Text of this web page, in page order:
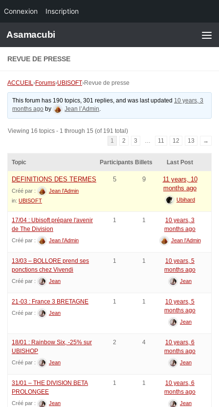
Connexion Inscription
Skip to content
Asamacubi
REVUE DE PRESSE
ACCUEIL›Forums›UBISOFT›Revue de presse
This forum has 190 topics, 301 replies, and was last updated 10 years, 3
months ago by Jean l’Admin.
Viewing 16 topics - 1 through 15 (of 191 total)
1
2 3 … 11 12 13 →
Topic Participants Billets Last Post
DEFINITIONS DES TERMES
Créé par :
Jean l’Admin
in: UBISOFT
5 9
11 years, 10
months ago
Ubihard
17/04 : Ubisoft prépare l'avenir
de The Division
Créé par : Jean l’Admin
1 1
10 years, 3
months ago
Jean l’Admin
13/03 – BOLLORE prend ses
ponctions chez Vivendi
Créé par : Jean
1 1
10 years, 5
months ago
Jean
21-03 : France 3 BRETAGNE
Créé par : Jean
1 1
10 years, 5
months ago
Jean
18/01 : Rainbow Six, -25% sur
UBISHOP
Créé par : Jean
2 4
10 years, 6
months ago
Jean
31/01 – THE DIVISION BETA
PROLONGEE
Créé par : Jean
1 1
10 years, 6
months ago
Jean